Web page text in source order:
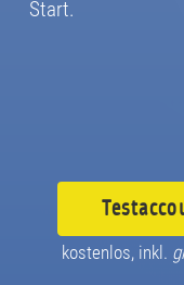
Start.
kostenlos, inkl.